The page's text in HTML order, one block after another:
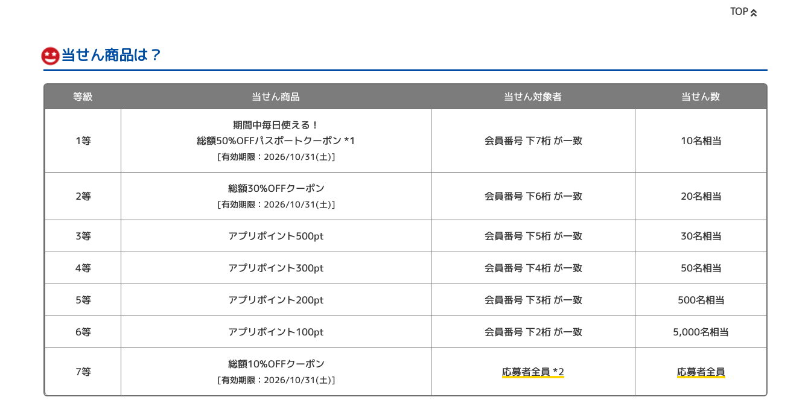
TOP
当せん商品は？
等級 当せん商品 当せん対象者 当せん数
1等
期間中毎日使える！
総額50%OFFパスポートクーポン *1
[有効期限：2026/10/31(土)]
会員番号 下7桁 が一致 10名相当
2等
総額30%OFFクーポン
[有効期限：2026/10/31(土)]
会員番号 下6桁 が一致 20名相当
3等 アプリポイント500pt 会員番号 下5桁 が一致 30名相当
4等 アプリポイント300pt 会員番号 下4桁 が一致 50名相当
5等 アプリポイント200pt 会員番号 下3桁 が一致 500名相当
6等 アプリポイント100pt 会員番号 下2桁 が一致 5,000名相当
7等
総額10%OFFクーポン
[有効期限：2026/10/31(土)]
応募者全員 *2 応募者全員